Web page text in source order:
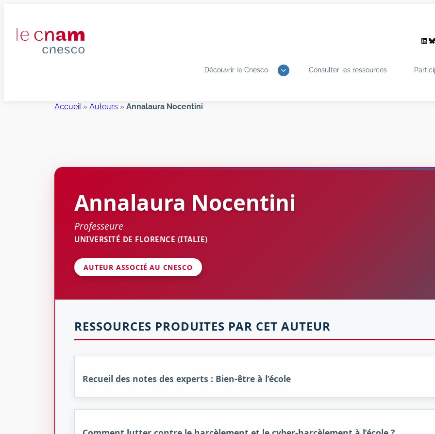
contenu
Découvrir le Cnesco Consulter les ressources
Accueil» Auteurs » Annalaura Nocentini
Annalaura Nocentini
Professeure
UNIVERSITÉ DE FLORENCE (ITALIE)
AUTEUR ASSOCIÉ AU CNESCO
RESSOURCES PRODUITES PAR CET AUTEUR
Recueil des notes des experts : Bien-être à l’école